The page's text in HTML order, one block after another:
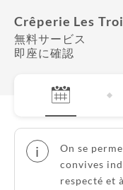
Crêperie Les
無料サービス
即座に確認
i
On se
convives
respecté et